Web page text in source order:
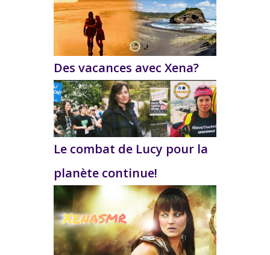
Des vacances avec Xena?
Le combat de Lucy pour la
planète continue!